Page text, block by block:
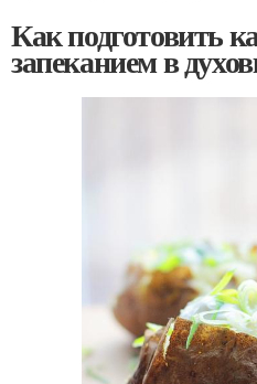
Как подготовить
запеканием в